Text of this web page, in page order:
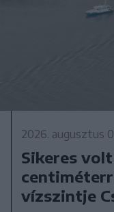
2026. augusztus
Sikeres
vízszintje